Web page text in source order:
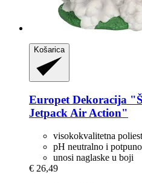
Košarica
Europet Dekoracija
Jetpack Air Action"
visokokvalitetna
pH neutralno i
unosi naglaske u boji
€ 26,49